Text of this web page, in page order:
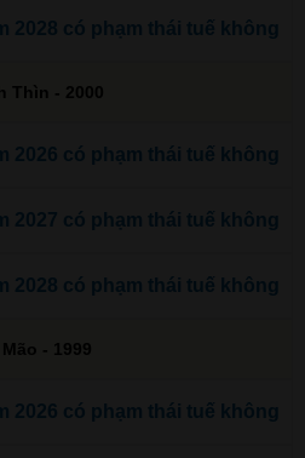
2028 có phạm thái tuế không
Thìn - 2000
2026 có phạm thái tuế không
2027 có phạm thái tuế không
2028 có phạm thái tuế không
- 1999
2026 có phạm thái tuế không